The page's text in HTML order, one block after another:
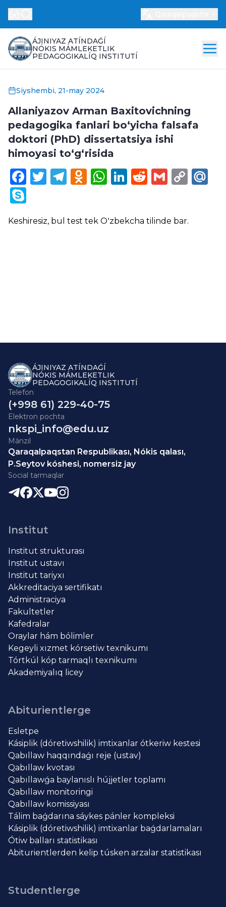
ÁJINIYAZ ATÍNDAǴÍ
NÓKIS MÁMLEKETLIK
PEDAGOGIKALÍQ INSTITUTÍ
Siyshembi, 21-may 2024
Allaniyazov Arman Baxitovichning
pedagogika fanlari bo‘yicha falsafa
doktori (PhD) dissertatsiya ishi
himoyasi to‘g‘risida
Facebook
Twitter
Telegram
Odnoklassniki
WhatsApp
LinkedIn
Reddit
Gmail
Keshiresiz, bul test tek Oʻzbekcha tilinde bar.
ÁJINIYAZ ATÍNDAǴÍ
NÓKIS MÁMLEKETLIK
PEDAGOGIKALÍQ INSTITUTÍ
Telefon
(+998 61) 229-40-75
Elektron pochta
nkspi_info@edu.uz
Mánzil
Qaraqalpaqstan Respublikası, Nókis qalası,
P.Seytov kóshesi, nomersiz jay
Social tarmaqlar
Institut
Institut strukturası
Institut ustavı
Institut tariyxı
Akkreditaciya sertifikatı
Administraciya
Fakultetler
Kafedralar
Oraylar hám bólimler
Kegeyli xızmet kórsetiw texnikumı
Tórtkúl kóp tarmaqlı texnikumı
Akademiyalıq licey
Abiturientlerge
Esletpe
Kásiplik (dóretiwshilik) imtixanlar ótkeriw kestesi
Qabıllaw haqqındaǵı reje (ustav)
Qabıllaw kvotası
Qabıllawǵa baylanıslı hújjetler toplamı
Qabıllaw monitoringi
Qabıllaw komissiyası
Tálim baǵdarına sáykes pánler kompleksi
Kásiplik (dóretiwshilik) imtixanlar baǵdarlamaları
Ótiw balları statistikası
Abiturientlerden kelip túsken arzalar statistikası
Studentlerge